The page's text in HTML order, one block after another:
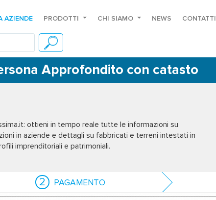
AZIENDE PRODOTTI CHI SIAMO NEWS CONTATTI
Approfondito con catasto
ottieni in tempo reale tutte le informazioni su
in aziende e dettagli su fabbricati e terreni intestati in
imprenditoriali e patrimoniali.
2 PAGAMENTO